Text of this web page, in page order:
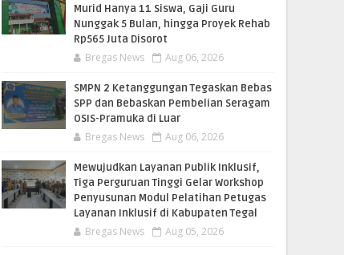
Murid Hanya 11 Siswa, Gaji Guru
Nunggak 5 Bulan, hingga Proyek Rehab
Rp565 Juta Disorot
Bregas News Aug 06, 2026
SMPN 2 Ketanggungan Tegaskan Bebas
SPP dan Bebaskan Pembelian Seragam
OSIS-Pramuka di Luar
Bregas News Aug 06, 2026
​Mewujudkan Layanan Publik Inklusif,
Tiga Perguruan Tinggi Gelar Workshop
Penyusunan Modul Pelatihan Petugas
Layanan Inklusif di Kabupaten Tegal
Bregas News Aug 05, 2026